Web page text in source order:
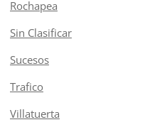
Rochapea
Sin Clasificar
Sucesos
Trafico
Villatuerta